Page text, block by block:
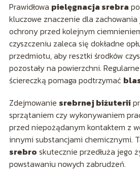
Prawidłowa pielęgnacja srebra
kluczowe znaczenie dla
ochrony przed kolejnym
czyszczeniu zaleca się dokładne
przedmiotu, aby resztki środków
pozostały na powierzchni.
ściereczką pomaga podtrzymać
Zdejmowanie srebrnej biżuterii
sprzątaniem czy wykonywaniem
przed niepożądanym kontaktem z
innymi substancjami chemicznymi.
srebro skutecznie przedłuża jego
powstawaniu nowych zabrudzeń.